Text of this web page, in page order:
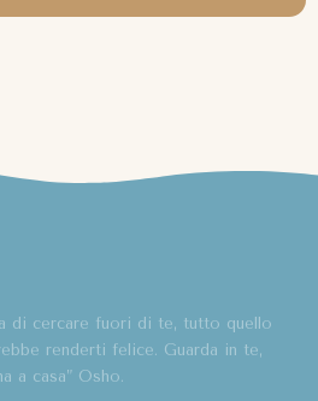
di cercare fuori di te, tutto quello
renderti felice. Guarda in te,
a casa” Osho.